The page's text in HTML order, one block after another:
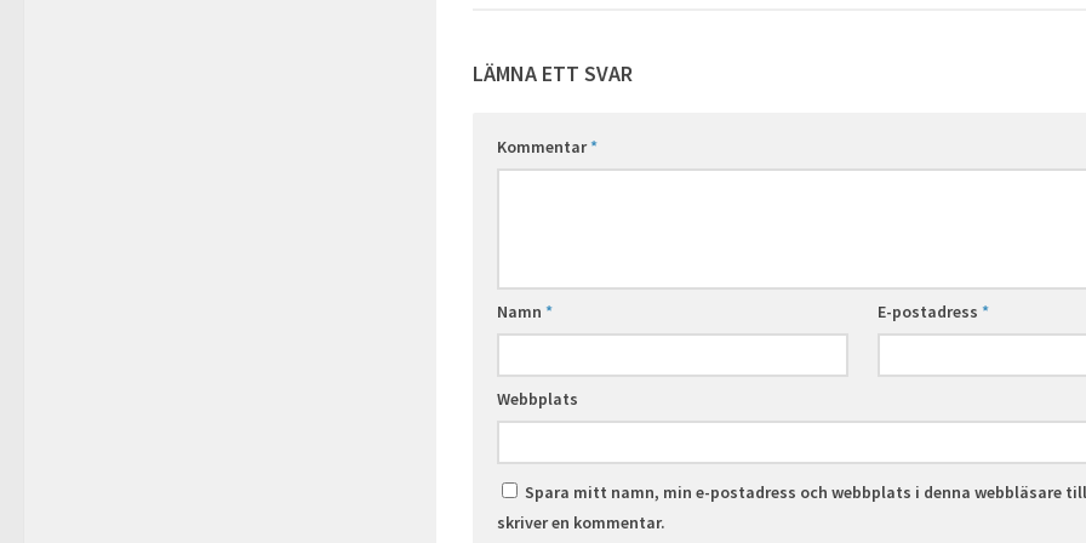
LÄMNA ETT SVAR
Kommentar*
Namn * E-postadress*
Webbplats
Spara mitt namn, min e-postadress och webbplats i denna webbläsare
skriver en kommentar.